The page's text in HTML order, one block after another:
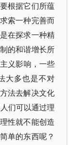
根据它们所蕴
索一种完善而
在探求一种精
的和谐增长所
义影响，一些
大多也是不对
法去解决文化
们可以通过理
性就不能创造
单的东西呢？